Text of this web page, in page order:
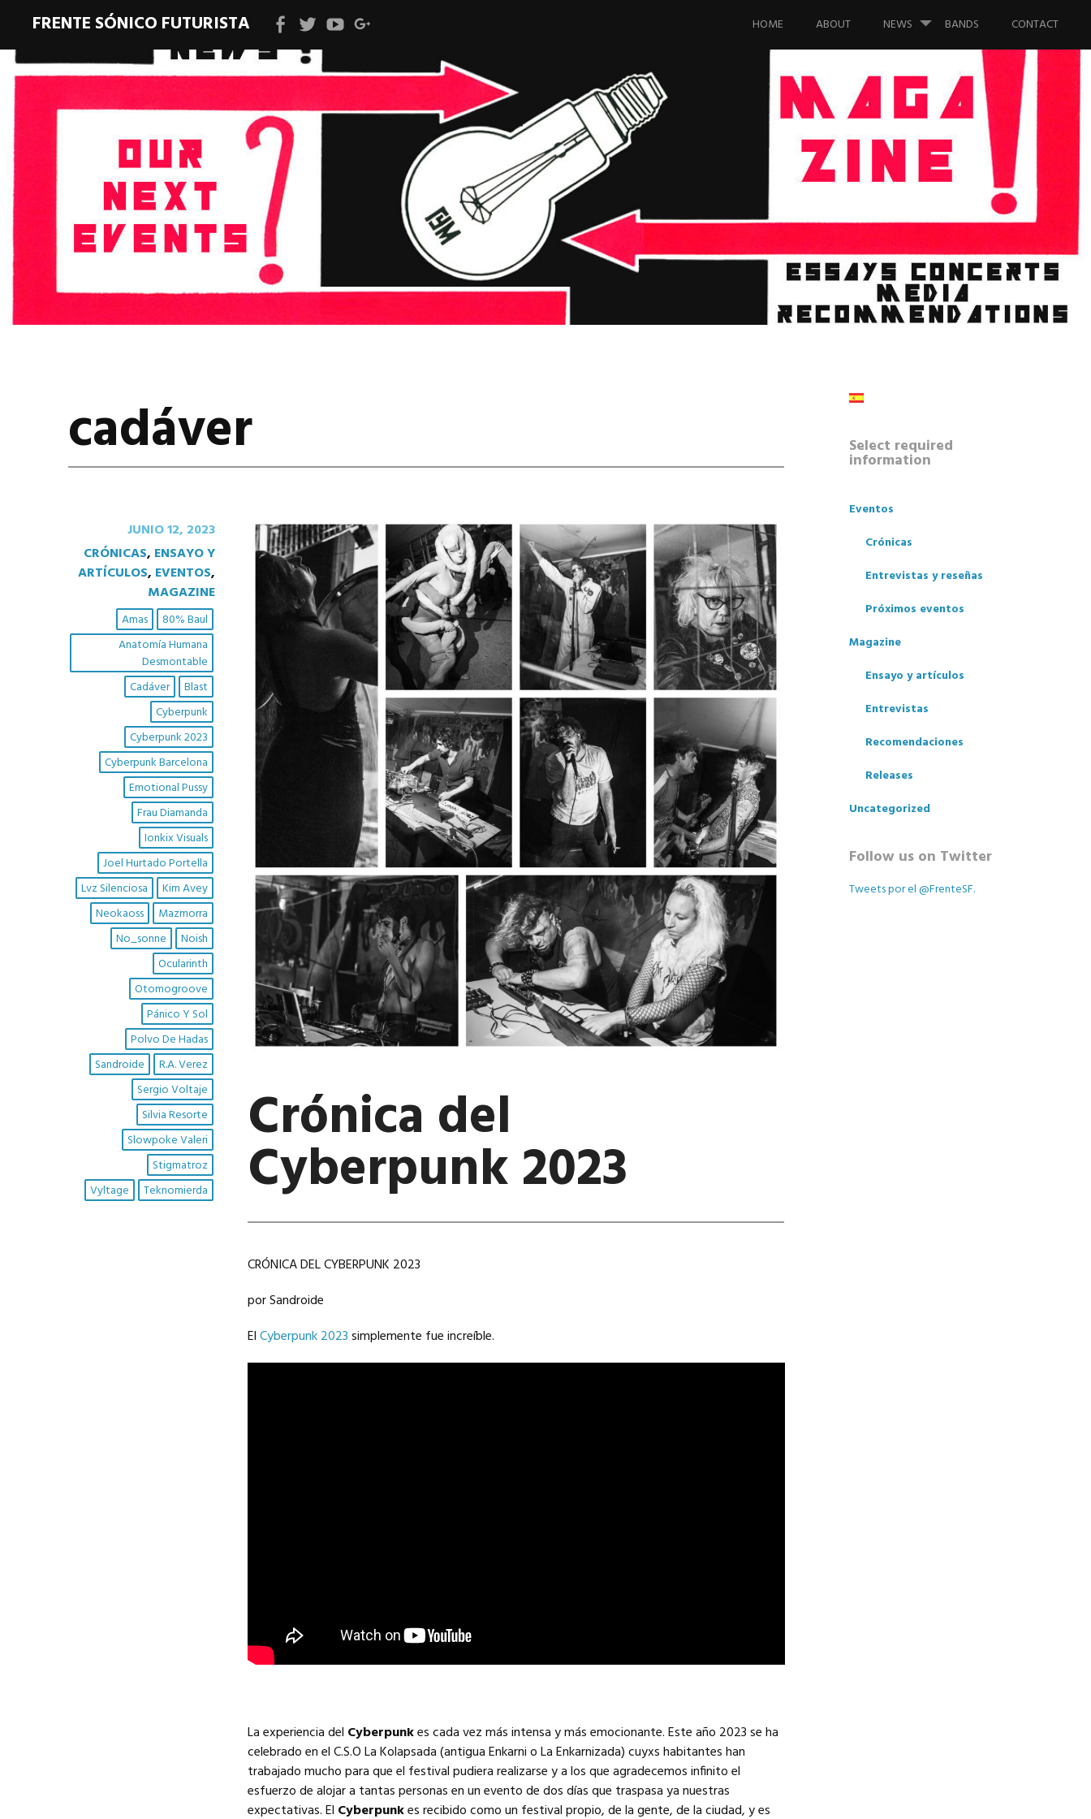
FRENTE SÓNICO FUTURISTA
HOME
ABOUT NEWS BANDS CONTACT
cadáver
JUNIO 12, 2023
CRÓNICAS, ENSAYO Y
ARTÍCULOS, EVENTOS,
MAGAZINE
80% Baul
Amas
Anatomía Humana
Desmontable
Blast
Cadáver
Cyberpunk
Cyberpunk 2023
Cyberpunk Barcelona
Emotional Pussy
Frau Diamanda
Ionkix Visuals
Joel Hurtado Portella
Kim Avey
Lvz Silenciosa
Mazmorra
Neokaoss
Noish
No_sonne
Ocularinth
Otomogroove
Pánico Y Sol
Polvo De Hadas
R.A. Verez
Sandroide
Sergio Voltaje
Silvia Resorte
Slowpoke Valeri
Stigmatroz
Teknomierda
Vyltage
Crónica del
Cyberpunk 2023
CRÓNICA DEL CYBERPUNK 2023
por Sandroide
ElCyberpunk 2023simplemente fue increíble.
La experiencia del Cyberpunkes cada vez más intensa y más emocionante. Este año 2023 se ha
celebrado en el C.S.O La Kolapsada (antigua Enkarni o La Enkarnizada) cuyxs habitantes han
trabajado mucho para que el festival pudiera realizarse y a los que agradecemos infinito el
esfuerzo de alojar a tantas personas en un evento de dos días que traspasa ya nuestras
expectativas. El Cyberpunkes recibido como un festival propio, de la gente, de la ciudad, y es
Select required
information
Eventos
Crónicas
Entrevistas y reseñas
Próximos eventos
Magazine
Ensayo y artículos
Entrevistas
Recomendaciones
Releases
Uncategorized
Follow us on Twitter
Tweets por el @FrenteSF.